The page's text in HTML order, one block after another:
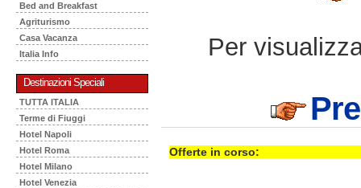
Bed and Breakfast
Agriturismo
Casa Vacanza
Italia Info
Destinazioni Speciali
TUTTA ITALIA
Terme di Fiuggi
Hotel Napoli
Hotel Roma
Hotel Milano
Hotel Venezia
Per
Offerte in corso: